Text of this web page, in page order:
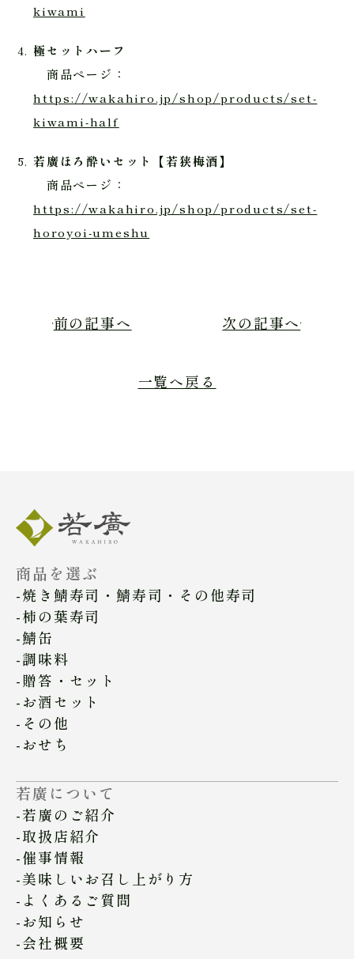
kiwami
極セットハーフ
商品ページ：
https://wakahiro.jp/shop/products/set-
kiwami-half
若廣ほろ酔いセット【若狭梅酒】
商品ページ：
https://wakahiro.jp/shop/products/set-
horoyoi-umeshu
前の記事へ
一覧へ戻る
次の記事へ
商品を選ぶ
焼き鯖寿司・鯖寿司・その他寿司
柿の葉寿司
鯖缶
調味料
贈答・セット
お酒セット
その他
おせち
若廣について
若廣のご紹介
取扱店紹介
催事情報
美味しいお召し上がり方
よくあるご質問
お知らせ
会社概要